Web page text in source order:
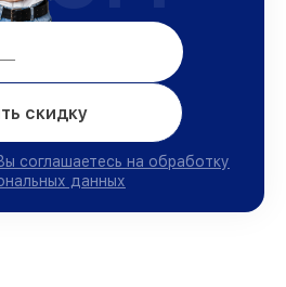
скидку
соглашаетесь на обработку
данных